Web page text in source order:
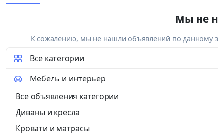
Мы не
К сожалению, мы не нашли объявлений по данному
Все категории
Мебель и интерьер
Все объявления категории
Диваны и кресла
Кровати и матрасы